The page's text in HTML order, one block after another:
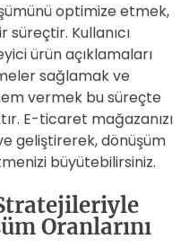
optimize etmek,
Kullanıcı
ürün açıklamaları
sağlamak ve
vermek bu süreçte
E-ticaret mağazanızı
geliştirerek, dönüşüm
büyütebilirsiniz.
Oranlarını